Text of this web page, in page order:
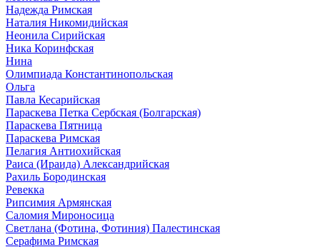
Надежда Римская
Наталия Никомидийская
Неонила Сирийская
Ника Коринфская
Нина
Олимпиада Константинопольская
Ольга
Павла Кесарийская
Параскева Петка Сербская (Болгарская)
Параскева Пятница
Параскева Римская
Пелагия Антиохийская
Раиса (Ираида) Александрийская
Рахиль Бородинская
Ревекка
Рипсимия Армянская
Саломия Мироносица
Светлана (Фотина, Фотиния) Палестинская
Серафима Римская